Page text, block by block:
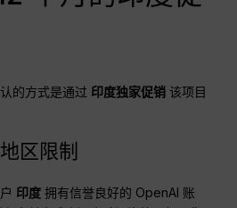
的方式是通过 印度独家促销 该项目
区限制
印度 拥有信誉良好的 OpenAI 账